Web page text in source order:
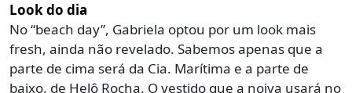
Look do dia
No “beach day”, Gabriela optou por um look mais
fresh, ainda não revelado. Sabemos apenas que a
parte de cima será da Cia. Marítima e a parte de
baixo, de Helô Rocha. O vestido que a noiva usará no